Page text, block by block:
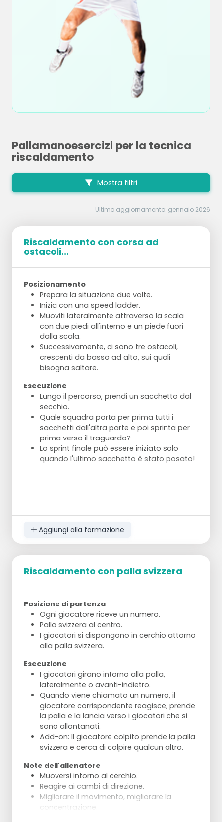
Pallamanoesercizi per la tecnica
riscaldamento
Mostra filtri
Ultimo aggiornamento: gennaio 2026
Riscaldamento con corsa ad
ostacoli...
Posizionamento
Prepara la situazione due volte.
Inizia con una speed ladder.
Muoviti lateralmente attraverso la scala
con due piedi all'interno e un piede fuori
dalla scala.
Successivamente, ci sono tre ostacoli,
crescenti da basso ad alto, sui quali
bisogna saltare.
Esecuzione
Lungo il percorso, prendi un sacchetto dal
secchio.
Quale squadra porta per prima tutti i
sacchetti dall'altra parte e poi sprinta per
prima verso il traguardo?
Lo sprint finale può essere iniziato solo
quando l'ultimo sacchetto è stato posato!
Aggiungi alla formazione
Riscaldamento con palla svizzera
Posizione di partenza
Ogni giocatore riceve un numero.
Palla svizzera al centro.
I giocatori si dispongono in cerchio attorno
alla palla svizzera.
Esecuzione
I giocatori girano intorno alla palla,
lateralmente o avanti-indietro.
Quando viene chiamato un numero, il
giocatore corrispondente reagisce, prende
la palla e la lancia verso i giocatori che si
sono allontanati.
Add-on: Il giocatore colpito prende la palla
svizzera e cerca di colpire qualcun altro.
Note dell'allenatore
Muoversi intorno al cerchio.
Reagire ai cambi di direzione.
Migliorare il movimento, migliorare la
concentrazione.